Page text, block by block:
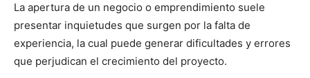
La apertura de un negocio o emprendimiento suele
presentar inquietudes que surgen por la falta de
experiencia, la cual puede generar dificultades y errores
que perjudican el crecimiento del proyecto.